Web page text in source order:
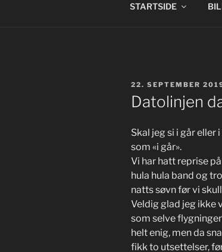
STARTSIDE
PUBLISERT
22. SEPTEMBER
Datolinjen
Skal jeg si i går eller
som «i går».
Vi har hatt reprise
hula hula band og
natts søvn før vi
Veldig glad jeg ikke
som selve
helt enig, men da
fikk to utsettelser,